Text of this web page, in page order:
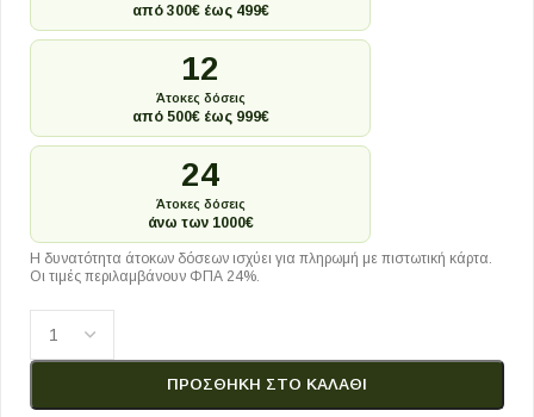
από 300€ έως 499€
12
Άτοκες δόσεις
από 500€ έως 999€
24
Άτοκες δόσεις
άνω των 1000€
Η δυνατότητα άτοκων δόσεων ισχύει για πληρωμή με πιστωτική κάρτα.
Οι τιμές περιλαμβάνουν ΦΠΑ 24%.
ΠΡΟΣΘΉΚΗ ΣΤΟ ΚΑΛΆΘΙ